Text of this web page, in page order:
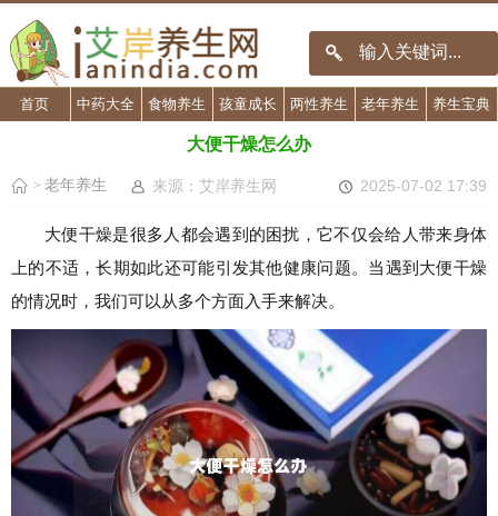
首页 中药大全 食物养生 孩童成长 两性养生 老年养生 养生宝典
大便干燥怎么办
> 老年养生 来源：艾岸养生网 2025-07-02 17:39
大便干燥是很多人都会遇到的困扰，它不仅会给人带来身体
上的不适，长期如此还可能引发其他健康问题。当遇到大便干燥
的情况时，我们可以从多个方面入手来解决。